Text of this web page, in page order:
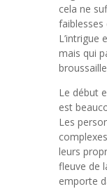
cela ne
faiblesses
L’intrigue
mais qui
Le début
est
Les
leurs
fleuve de
emporte